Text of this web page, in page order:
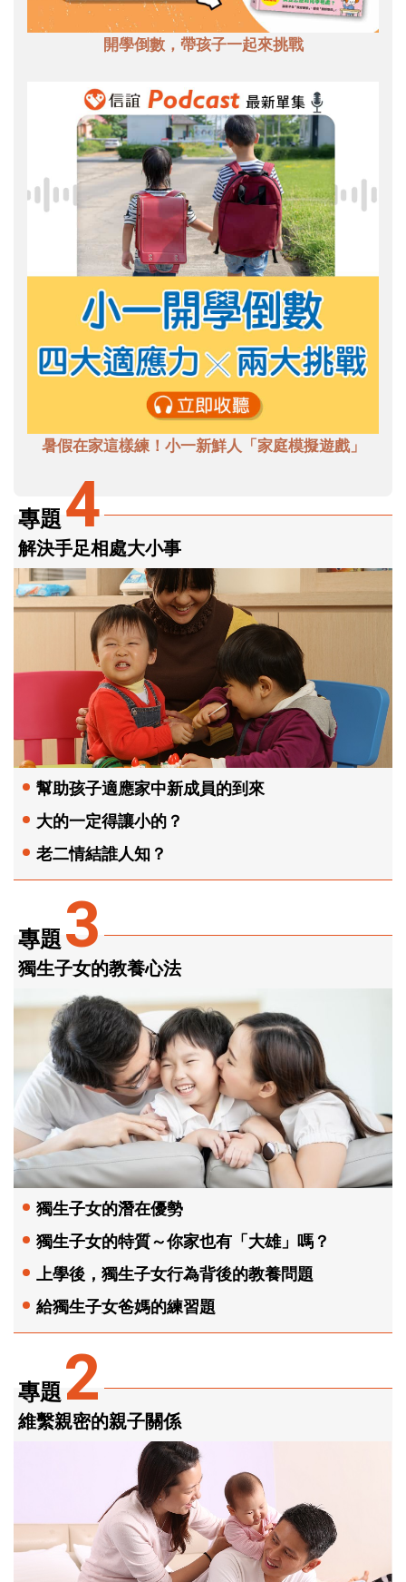
開學倒數，帶孩子一起來挑戰
暑假在家這樣練！小一新鮮人「家庭模擬遊戲」
專題2
維繫親密的親子關係
專題3
獨生子女的教養心法
獨生子女的潛在優勢
獨生子女的特質～你家也有「大雄」嗎？
上學後，獨生子女行為背後的教養問題
給獨生子女爸媽的練習題
專題4
解決手足相處大小事
幫助孩子適應家中新成員的到來
大的一定得讓小的？
老二情結誰人知？